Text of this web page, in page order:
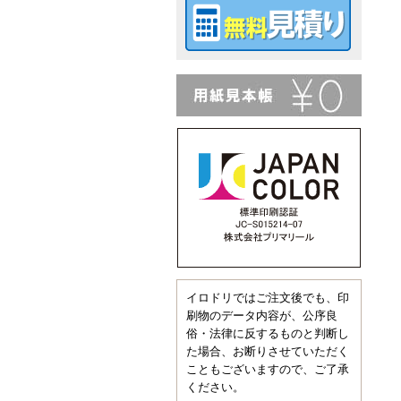
イロドリではご注文後でも、印
刷物のデータ内容が、公序良
俗・法律に反するものと判断し
た場合、お断りさせていただく
こともございますので、ご了承
ください。